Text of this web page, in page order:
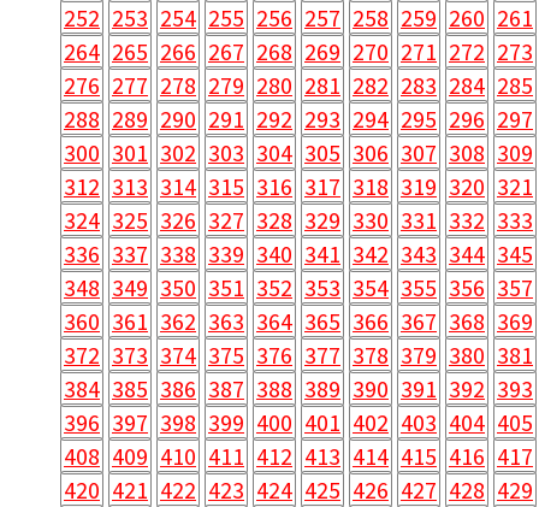
252 253 254 255 256 257 258 259 260 261
264 265 266 267 268 269 270 271 272 273
276 277 278 279 280 281 282 283 284 285
288 289 290 291 292 293 294 295 296 297
300 301 302 303 304 305 306 307 308 309
312 313 314 315 316 317 318 319 320 321
324 325 326 327 328 329 330 331 332 333
336 337 338 339 340 341 342 343 344 345
348 349 350 351 352 353 354 355 356 357
360 361 362 363 364 365 366 367 368 369
372 373 374 375 376 377 378 379 380 381
384 385 386 387 388 389 390 391 392 393
396 397 398 399 400 401 402 403 404 405
408 409 410 411 412 413 414 415 416 417
420 421 422 423 424 425 426 427 428 429